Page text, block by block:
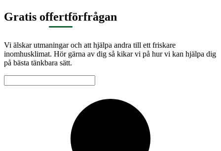
Gratis offertförfrågan
Vi älskar utmaningar och att hjälpa andra till ett friskare
inomhusklimat. Hör gärna av dig så kikar vi på hur vi kan hjälpa dig
på bästa tänkbara sätt.